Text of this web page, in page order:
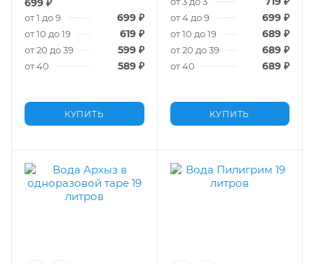
от 1 до 9 699₽
от 10 до 19 619₽
от 20 до 39 599₽
от 40 589₽
КУПИТЬ
от 4 до 9 699 ₽
от 10 до 19 689 ₽
от 20 до 39 689 ₽
от 40 689 ₽
КУПИТЬ